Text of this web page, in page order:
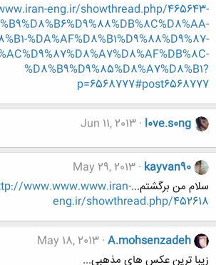
eng.ir/showthread.php/465643-
%DA%AF%D8%B1%D9%88%D9%87-
%D8%B9%D9%85%D8%A7%D8%B1?
p=6568777#post6568777
l0ve.s0ng
Jun 11, 2013
kayvan90
May 29, 2013
سلام من برگشتم...www.www.www.iran-
eng.ir/showthread.php/452618
A.mohsenzadeh
May 18, 2013
زیبا ترین عکس های مذهبی...